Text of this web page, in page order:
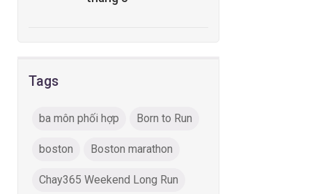
Tags
ba môn phối hợp Born to Run
boston Boston marathon
Chay365 Weekend Long Run